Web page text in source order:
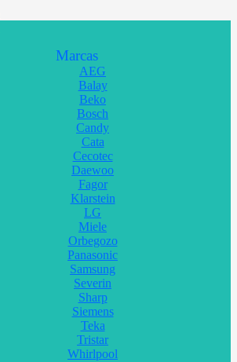
Marcas
AEG
Balay
Beko
Bosch
Candy
Cata
Cecotec
Daewoo
Fagor
Klarstein
LG
Miele
Orbegozo
Panasonic
Samsung
Severin
Sharp
Siemens
Teka
Tristar
Whirlpool